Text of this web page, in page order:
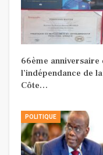
66ème anniversaire
l’indépendance de la
Côte…
POLITIQUE